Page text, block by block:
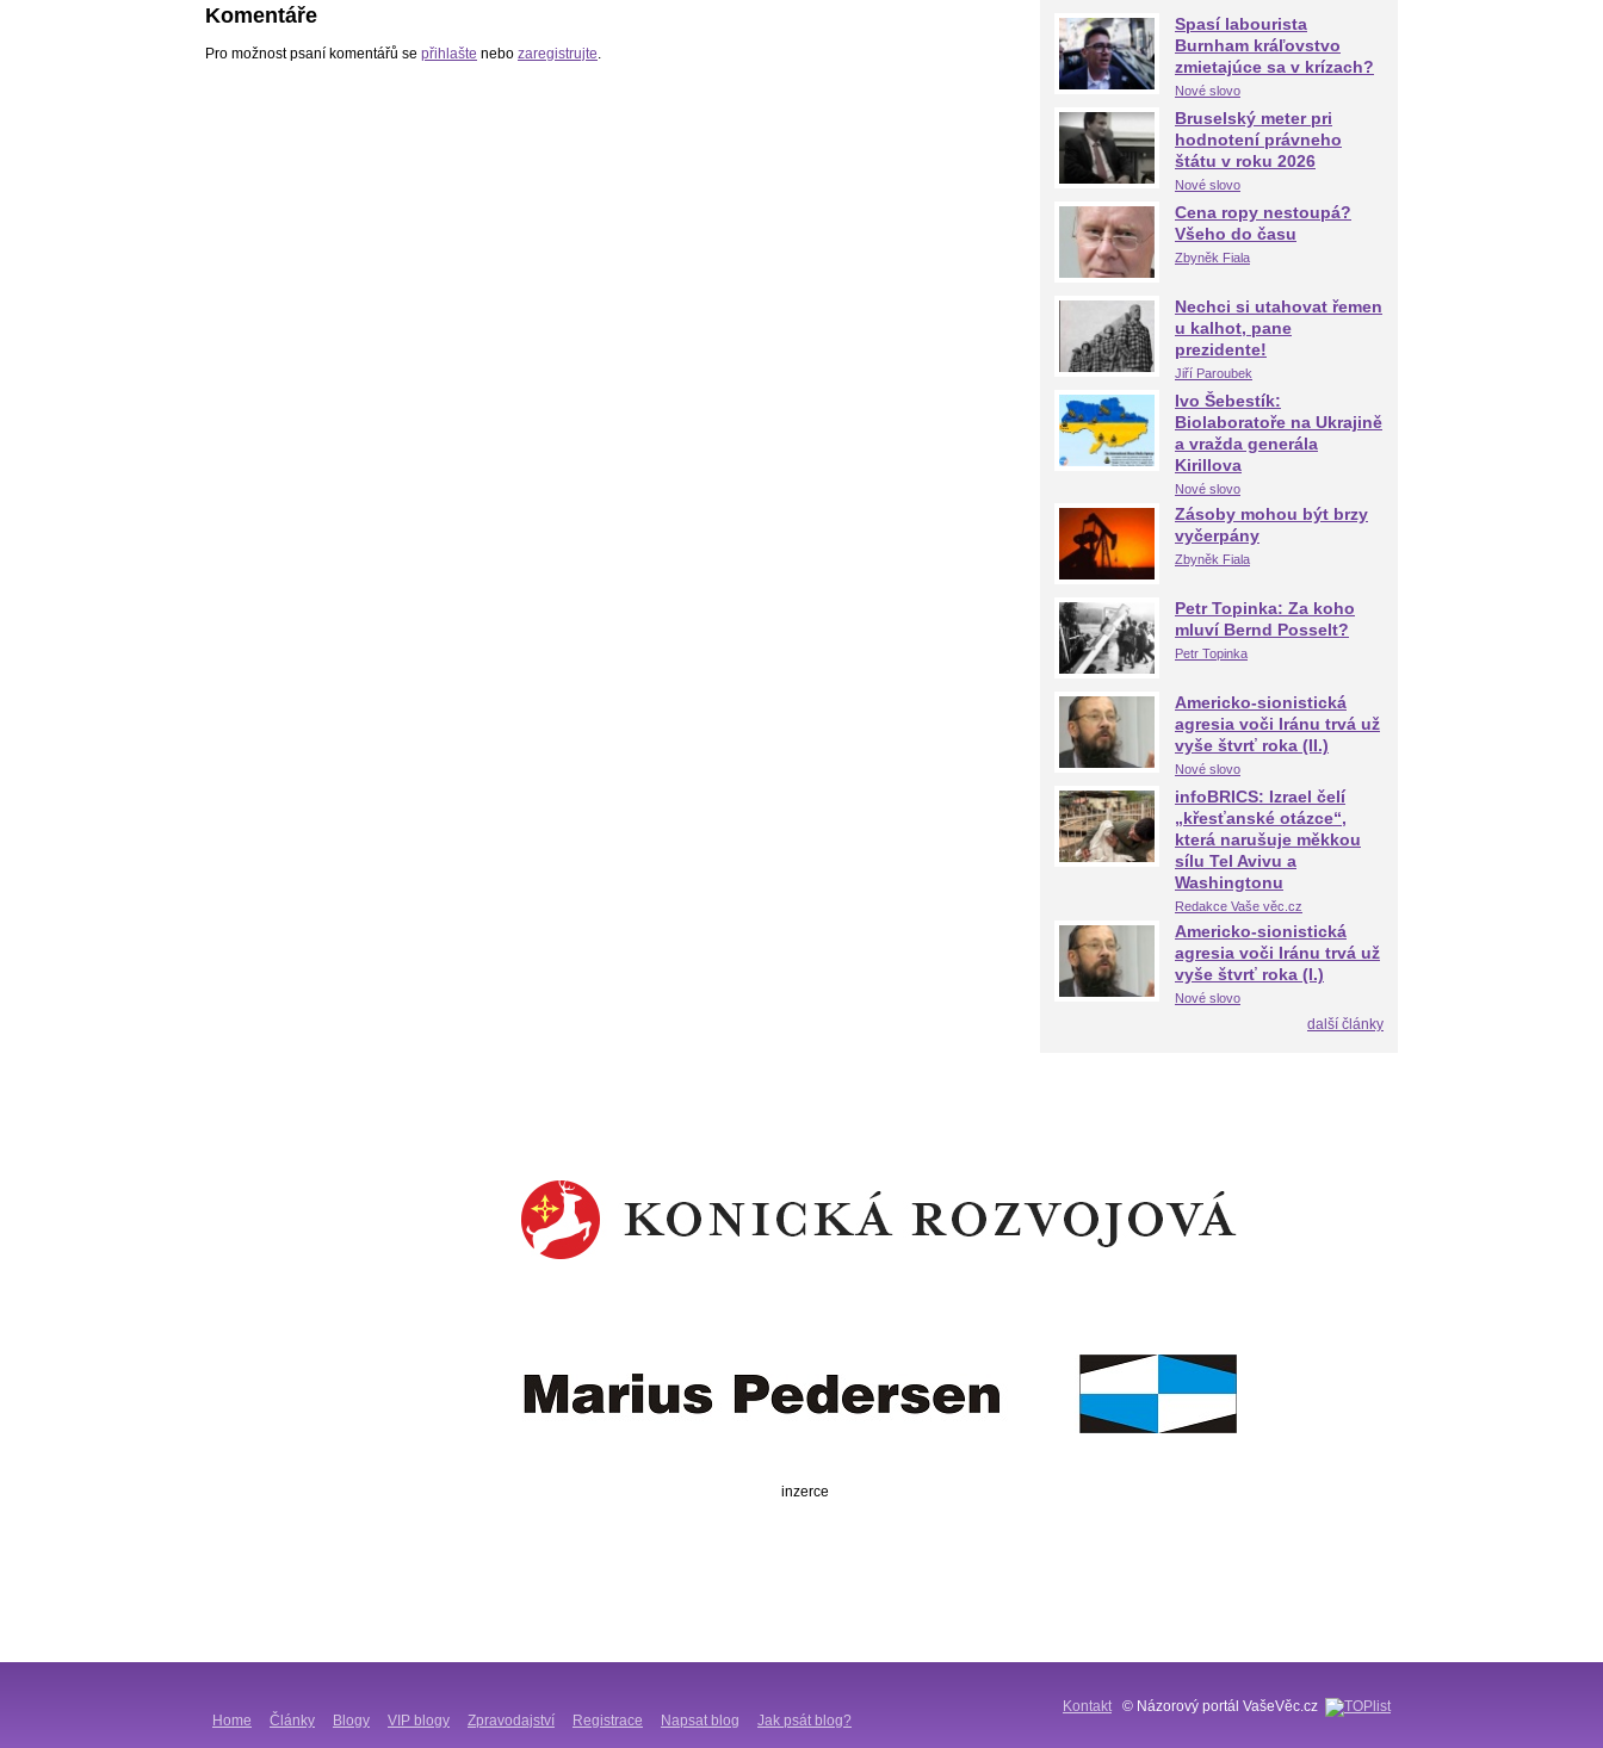
Komentáře
Pro možnost psaní komentářů se přihlašte nebo zaregistrujte.
Spasí labourista
Burnham kráľovstvo
zmietajúce sa v krízach?
Nové slovo
Bruselský meter pri
hodnotení právneho
štátu v roku 2026
Nové slovo
Cena ropy nestoupá?
Všeho do času
Zbyněk Fiala
Nechci si utahovat řemen
u kalhot, pane
prezidente!
Jiří Paroubek
Ivo Šebestík:
Biolaboratoře na Ukrajině
a vražda generála
Kirillova
Nové slovo
Zásoby mohou být brzy
vyčerpány
Zbyněk Fiala
Petr Topinka: Za koho
mluví Bernd Posselt?
Petr Topinka
Americko-sionistická
agresia voči Iránu trvá už
vyše štvrť roka (II.)
Nové slovo
infoBRICS: Izrael čelí
„křesťanské otázce“,
která narušuje měkkou
sílu Tel Avivu a
Washingtonu
Redakce Vaše věc.cz
Americko-sionistická
agresia voči Iránu trvá už
vyše štvrť roka (I.)
Nové slovo
další články
inzerce
Home Články Blogy VIP blogy Zpravodajství Registrace Napsat blog Jak psát blog?
Kontakt © Názorový portál VašeVěc.cz